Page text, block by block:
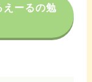
えーるの勉